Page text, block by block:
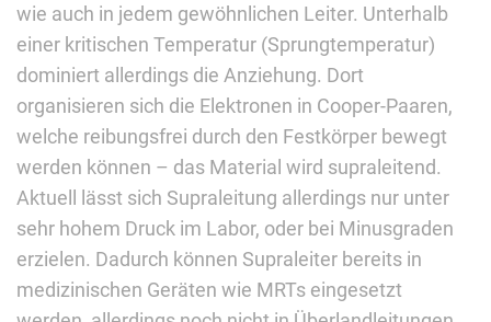
wie auch in jedem gewöhnlichen Leiter. Unterhalb
einer kritischen Temperatur (Sprungtemperatur)
dominiert allerdings die Anziehung. Dort
organisieren sich die Elektronen in Cooper-Paaren,
welche reibungsfrei durch den Festkörper bewegt
werden können – das Material wird supraleitend.
Aktuell lässt sich Supraleitung allerdings nur unter
sehr hohem Druck im Labor, oder bei Minusgraden
erzielen. Dadurch können Supraleiter bereits in
medizinischen Geräten wie MRTs eingesetzt